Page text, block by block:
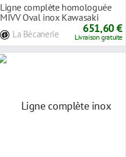
Ligne complète homologuée
MIVV Oval inox Kawasaki
La Bécanerie 651,60 €
Livraison gratuite